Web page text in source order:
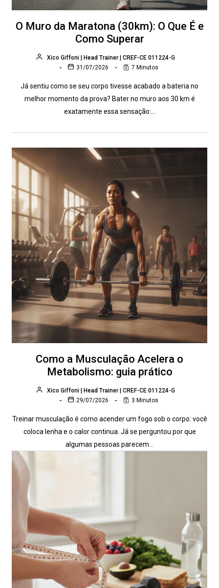
O Muro da Maratona (30km): O Que É e
Como Superar
Xico Giffoni | Head Trainer | CREF-CE 011224-G
31/07/2026
7 Minutos
Já sentiu como se seu corpo tivesse acabado a bateria no
melhor momento da prova? Bater no muro aos 30 km é
exatamente essa sensação:…
Como a Musculação Acelera o
Metabolismo: guia prático
Xico Giffoni | Head Trainer | CREF-CE 011224-G
29/07/2026
3 Minutos
Treinar musculação é como acender um fogo sob o corpo: você
coloca lenha e o calor continua. Já se perguntou por que
algumas pessoas parecem…